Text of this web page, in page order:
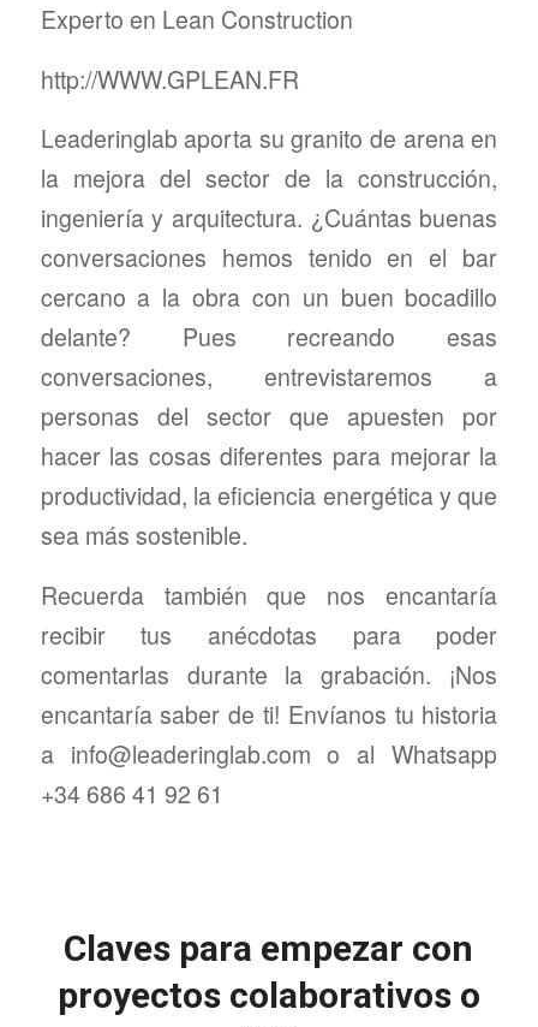
Experto en Lean Construction
http://WWW.GPLEAN.FR
Leaderinglab aporta su granito de arena en
la mejora del sector de la construcción,
ingeniería y arquitectura. ¿Cuántas buenas
conversaciones hemos tenido en el bar
cercano a la obra con un buen bocadillo
delante? Pues recreando esas
conversaciones, entrevistaremos a
personas del sector que apuesten por
hacer las cosas diferentes para mejorar la
productividad, la eficiencia energética y que
sea más sostenible.
Recuerda también que nos encantaría
recibir tus anécdotas para poder
comentarlas durante la grabación. ¡Nos
encantaría saber de ti! Envíanos tu historia
a info@leaderinglab.com o al Whatsapp
+34 686 41 92 61
Claves para empezar con
proyectos colaborativos o